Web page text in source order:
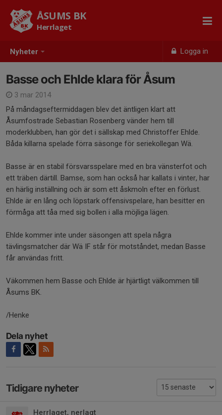
Nyheter Logga in
ÅSUMS BK
Herrlaget
Basse och Ehlde klara för Åsum
3 mar 2014
På måndagseftermiddagen blev det äntligen klart att
Åsumfostrade Sebastian Rosenberg vänder hem till
moderklubben, han gör det i sällskap med Christoffer Ehlde.
Båda killarna spelade förra säsonge för seriekollegan Wä.
Basse är en stabil försvarsspelare med en bra vänsterfot och
ett träben därtill. Bamse, som han också har kallats i vinter, har
en härlig inställning och är som ett åskmoln efter en förlust.
Ehlde är en lång och löpstark offensivspelare, han besitter en
förmåga att tåa med sig bollen i alla möjliga lägen.
Ehlde kommer inte under säsongen att spela några
tävlingsmatcher där Wä IF står för motståndet, medan Basse
får användas fritt.
Väkommen hem Basse och Ehlde är hjärtligt välkommen till
Åsums BK.
/Henke
Dela nyhet
Tidigare nyheter
Herrlaget, nerlagt